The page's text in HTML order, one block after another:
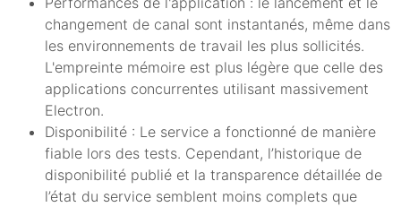
changement de canal sont instantanés, même dans
les environnements de travail les plus sollicités.
L'empreinte mémoire est plus légère que celle des
applications concurrentes utilisant massivement
Electron.
Disponibilité : Le service a fonctionné de manière
fiable lors des tests. Cependant, l’historique de
disponibilité publié et la transparence détaillée de
l’état du service semblent moins complets que